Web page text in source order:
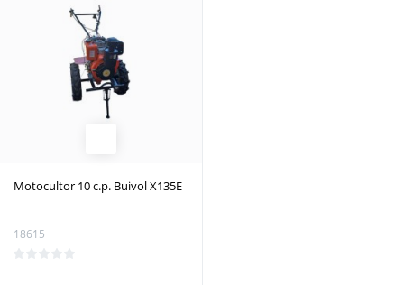
Motocultor 10 c.p. Buivol X135E
18615